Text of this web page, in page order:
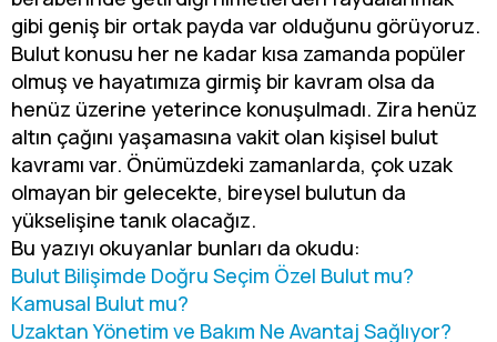
gibi geniş bir ortak payda var olduğunu görüyoruz.
Bulut konusu her ne kadar kısa zamanda popüler
olmuş ve hayatımıza girmiş bir kavram olsa da
henüz üzerine yeterince konuşulmadı. Zira henüz
altın çağını yaşamasına vakit olan kişisel bulut
kavramı var. Önümüzdeki zamanlarda, çok uzak
olmayan bir gelecekte, bireysel bulutun da
yükselişine tanık olacağız.
Bu yazıyı okuyanlar bunları da okudu:
Bulut Bilişimde Doğru Seçim Özel Bulut mu?
Kamusal Bulut mu?
Uzaktan Yönetim ve Bakım Ne Avantaj Sağlıyor?